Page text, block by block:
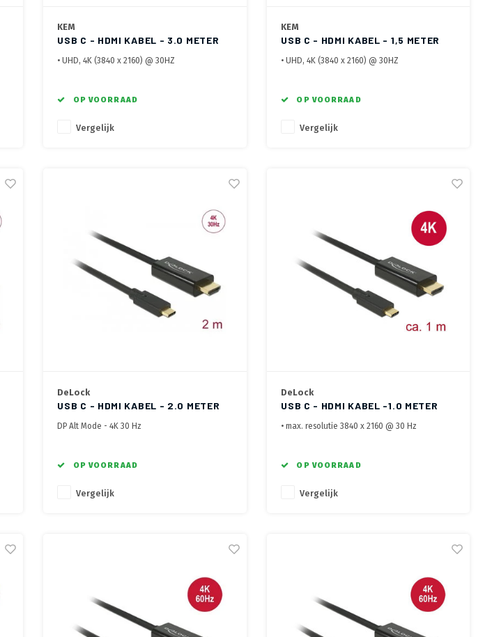
KEM
USB C - HDMI KABEL - 3.0 METER
• UHD, 4K (3840 x 2160) @ 30HZ
OP VOORRAAD
Vergelijk
KEM
USB C - HDMI KABEL - 1,5 METER
• UHD, 4K (3840 x 2160) @ 30HZ
OP VOORRAAD
Vergelijk
DeLock
USB C - HDMI KABEL - 2.0 METER
DP Alt Mode - 4K 30 Hz
OP VOORRAAD
Vergelijk
DeLock
USB C - HDMI KABEL -1.0 METER
• max. resolutie 3840 x 2160 @ 30 Hz
• Voorzien van Actieve Chipset voor optimale
OP VOORRAAD
Vergelijk